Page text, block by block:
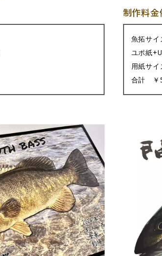
制作料金
魚拓サイ
ユポ紙
用紙サイ
合計 ￥